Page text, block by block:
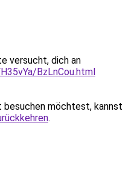
versucht, dich an
BzLnCou.html
besuchen möchtest, kannst
.